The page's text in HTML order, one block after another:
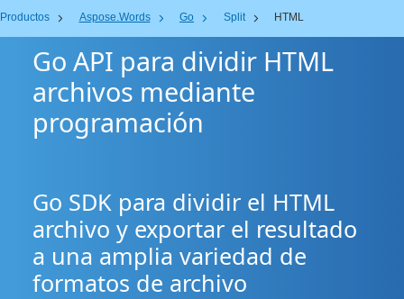
Productos Aspose.Words Go Split HTML
Go API para dividir HTML
archivos mediante
programación
Go SDK para dividir el HTML
archivo y exportar el resultado
a una amplia variedad de
formatos de archivo